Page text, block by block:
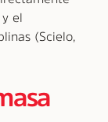
el
(Scielo,